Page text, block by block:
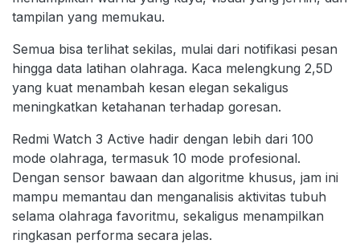
tampilan yang memukau.
Semua bisa terlihat sekilas, mulai dari notifikasi pesan
hingga data latihan olahraga. Kaca melengkung 2,5D
yang kuat menambah kesan elegan sekaligus
meningkatkan ketahanan terhadap goresan.
Redmi Watch 3 Active hadir dengan lebih dari 100
mode olahraga, termasuk 10 mode profesional.
Dengan sensor bawaan dan algoritme khusus, jam ini
mampu memantau dan menganalisis aktivitas tubuh
selama olahraga favoritmu, sekaligus menampilkan
ringkasan performa secara jelas.